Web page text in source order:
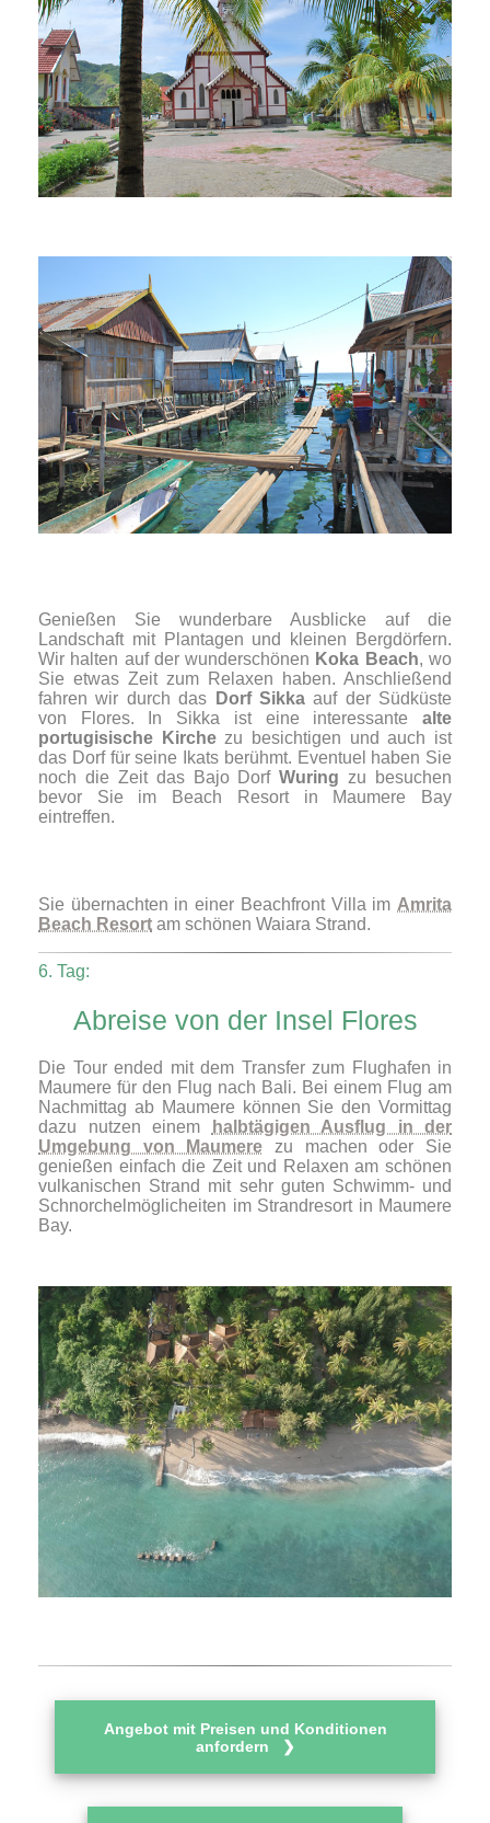
Genießen Sie wunderbare Ausblicke auf die
Landschaft mit Plantagen und kleinen Bergdörfern.
Wir halten auf der wunderschönen Koka Beach, wo
Sie etwas Zeit zum Relaxen haben. Anschließend
fahren wir durch das
Dorf Sikkaauf der Südküste
von Flores. In Sikka ist eine interessante alte
portugisische Kirchezu besichtigen und auch ist
das Dorf für seine Ikats berühmt. Eventuel haben Sie
noch die Zeit das Bajo DorfWuring zu besuchen
bevor Sie im Beach Resort in Maumere Bay
eintreffen.
Sie übernachten in einer Beachfront Villa im Amrita
Beach Resort am schönen Waiara Strand.
6. Tag:
Abreise von der Insel Flores
Die Tour ended mit dem Transfer zum Flughafen in
Maumere für den Flug nach Bali. Bei einem Flug am
Nachmittag ab Maumere können Sie den Vormittag
dazu nutzen einem
halbtägigen Ausflug in der
Umgebung von Maumere zu machen oder Sie
genießen einfach die Zeit und Relaxen am schönen
vulkanischen Strand mit sehr guten Schwimm- und
Schnorchelmöglicheiten im Strandresort in Maumere
Bay.
Angebot mit Preisen und Konditionen
anfordern ❯